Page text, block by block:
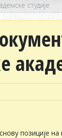
студије
позиције